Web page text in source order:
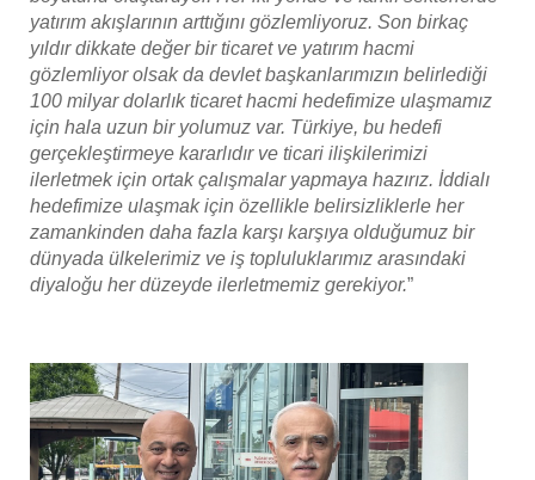
yatırım akışlarının arttığını gözlemliyoruz. Son birkaç
yıldır dikkate değer bir ticaret ve yatırım hacmi
gözlemliyor olsak da devlet başkanlarımızın belirlediği
100 milyar dolarlık ticaret hacmi hedefimize ulaşmamız
için hala uzun bir yolumuz var. Türkiye, bu hedefi
gerçekleştirmeye kararlıdır ve ticari ilişkilerimizi
ilerletmek için ortak çalışmalar yapmaya hazırız. İddialı
hedefimize ulaşmak için özellikle belirsizliklerle her
zamankinden daha fazla karşı karşıya olduğumuz bir
dünyada ülkelerimiz ve iş topluluklarımız arasındaki
diyaloğu her düzeyde ilerletmemiz gerekiyor.”